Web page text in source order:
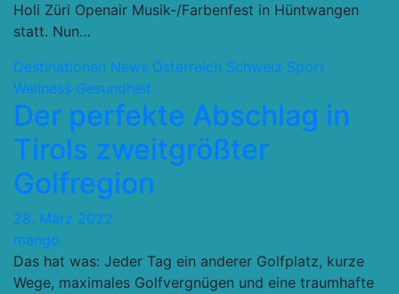
Holi Züri Openair Musik-/Farbenfest in Hüntwangen
statt. Nun…
Destinationen News Österreich Schweiz Sport
Wellness Gesundheit
Der perfekte Abschlag in
Tirols zweitgrößter
Golfregion
28. März 2022
mango
Das hat was: Jeder Tag ein anderer Golfplatz, kurze
Wege, maximales Golfvergnügen und eine traumhafte